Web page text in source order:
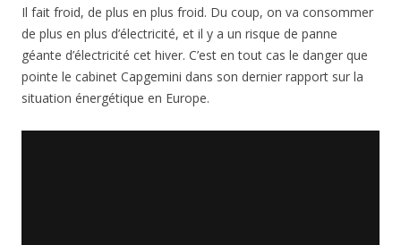
Il fait froid, de plus en plus froid. Du coup, on va consommer
de plus en plus d’électricité, et il y a un risque de panne
géante d’électricité cet hiver. C’est en tout cas le danger que
pointe le cabinet Capgemini dans son dernier rapport sur la
situation énergétique en Europe.